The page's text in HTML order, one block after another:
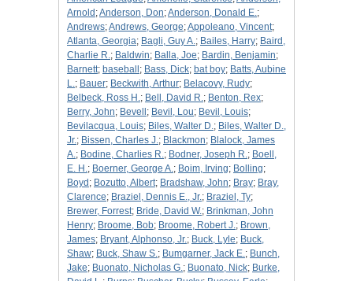
Arnold ;Anderson, Don;Anderson, Donald E.;
Andrews;Andrews, George;Appoleano, Vincent;
Atlanta, Georgia; Bagli, Guy A.; Bailes, Harry; Baird,
Charlie R.; Baldwin; Balla, Joe; Bardin, Benjamin;
Barnett; baseball ; Bass, Dick; bat boy; Batts, Aubine
L.; Bauer; Beckwith, Arthur; Belacovy, Rudy;
Belbeck, Ross H.; Bell, David R.; Benton, Rex;
Berry, John; Bevell ; Bevil, Lou; Bevil, Louis;
Bevilacqua, Louis; Biles, Walter D.; Biles, Walter D.,
Jr.; Bissen, Charles J.; Blackmon; Blalock, James
A.; Bodine, Charlies R.; Bodner, Joseph R.; Boell,
E. H.; Boerner, George A.; Boim, Irving; Bolling;
Boyd ; Bozutto, Albert; Bradshaw, John; Bray; Bray,
Clarence; Braziel, Dennis E., Jr.; Braziel, Ty;
Brewer, Forrest; Bride, David W.; Brinkman, John
Henry; Broome, Bob; Broome, Robert J.; Brown,
James; Bryant, Alphonso, Jr.; Buck, Lyle; Buck,
Shaw; Buck, Shaw S.; Bumgarner, Jack E.; Bunch,
Jake; Buonato, Nicholas G.; Buonato, Nick; Burke,